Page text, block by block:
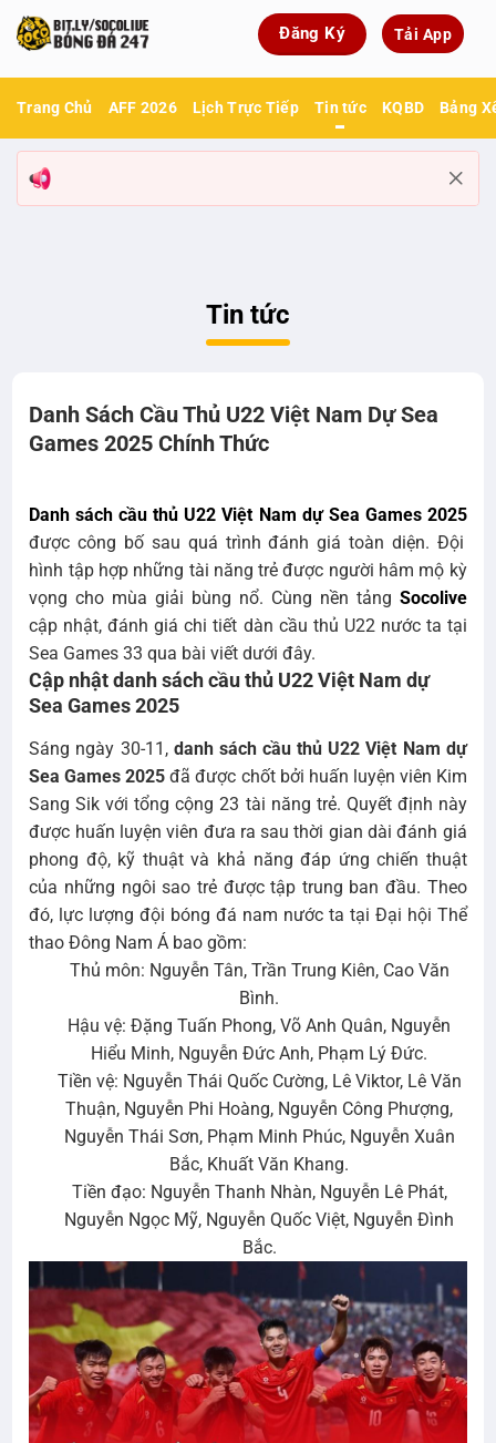
qua
Đăng Ký Tải App
Trang Chủ AFF 2026 Lịch Trực Tiếp Tin tức KQBD Bảng
Tin tức
Danh Sách Cầu Thủ U22 Việt Nam Dự Sea
Games 2025 Chính Thức
Danh sách cầu thủ U22 Việt Nam dự Sea Games 2025
được công bố sau quá trình đánh giá toàn diện. Đội
hình tập hợp những tài năng trẻ được người hâm mộ kỳ
vọng cho mùa giải bùng nổ. Cùng nền tảng Socolive
cập nhật, đánh giá chi tiết dàn cầu thủ U22 nước ta tại
Sea Games 33 qua bài viết dưới đây.
Cập nhật danh sách cầu thủ U22 Việt Nam dự
Sea Games 2025
Sáng ngày 30-11, danh sách cầu thủ U22 Việt Nam dự
Sea Games 2025 đã được chốt bởi huấn luyện viên Kim
Sang Sik với tổng cộng 23 tài năng trẻ. Quyết định này
được huấn luyện viên đưa ra sau thời gian dài đánh giá
phong độ, kỹ thuật và khả năng đáp ứng chiến thuật
của những ngôi sao trẻ được tập trung ban đầu. Theo
đó, lực lượng đội bóng đá nam nước ta tại Đại hội Thể
thao Đông Nam Á bao gồm:
Thủ môn: Nguyễn Tân, Trần Trung Kiên, Cao Văn
Bình.
Hậu vệ: Đặng Tuấn Phong, Võ Anh Quân, Nguyễn
Hiểu Minh, Nguyễn Đức Anh, Phạm Lý Đức.
Tiền vệ: Nguyễn Thái Quốc Cường, Lê Viktor, Lê Văn
Thuận, Nguyễn Phi Hoàng, Nguyễn Công Phượng,
Nguyễn Thái Sơn, Phạm Minh Phúc, Nguyễn Xuân
Bắc, Khuất Văn Khang.
Tiền đạo: Nguyễn Thanh Nhàn, Nguyễn Lê Phát,
Nguyễn Ngọc Mỹ, Nguyễn Quốc Việt, Nguyễn Đình
Bắc.